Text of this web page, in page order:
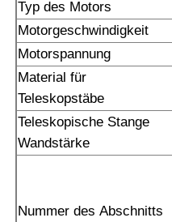
Typ des Motors
Motorgeschwindigkeit
Motorspannung
Material für
Teleskopstäbe
Teleskopische Stange
Wandstärke
Nummer des Abschnitts